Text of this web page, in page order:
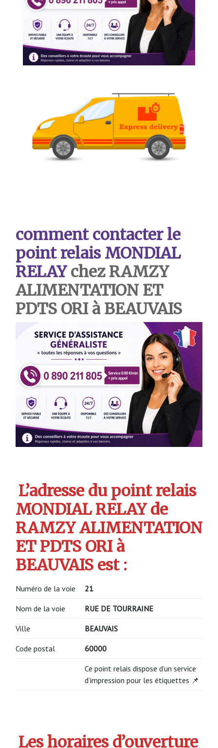
comment contacter le
point relais MONDIAL
RELAYchez RAMZY
ALIMENTATION ET
PDTS ORI à BEAUVAIS
L’adresse du point relais
MONDIAL RELAY de
RAMZY ALIMENTATION
ET PDTS ORI à
BEAUVAIS est :
Numéro de la voie 21
Nom de la voie RUE DE TOURRAINE
Ville BEAUVAIS
Code postal 60000
Ce point relais dispose d’un service
d’impression pour les étiquettes 📌
Les horaires d’ouverture